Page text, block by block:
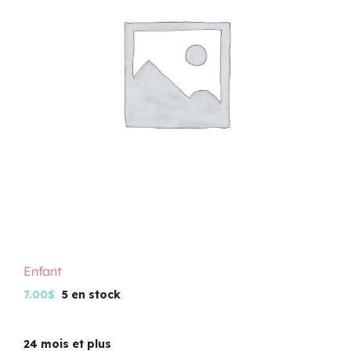
Enfant
7.00$ 5 en stock
24 mois et plus